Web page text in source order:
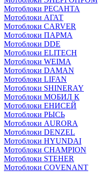
Мотоблоки РЕСАНТА
Мотоблоки АГАТ
Мотоблоки CARVER
Мотоблоки ПАРМА
Мотоблоки DDE
Мотоблоки ELITECH
Мотоблоки WEIMA
Мотоблоки DAMAN
Мотоблоки LIFAN
Мотоблоки SHINERAY
Мотоблоки МОБИЛ К
Мотоблоки ЕНИСЕЙ
Мотоблоки РЫСЬ
Мотоблоки AURORA
Мотоблоки DENZEL
Мотоблоки HYUNDAI
Мотоблоки CHAMPION
Мотоблоки STEHER
Мотоблоки COVENANT